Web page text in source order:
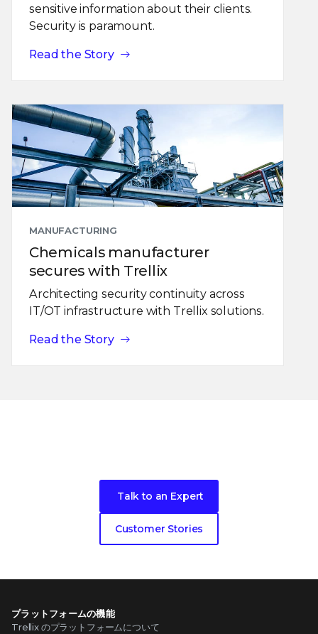
sensitive information about their clients.
Security is paramount.
Read the Story
MANUFACTURING
Chemicals manufacturer
secures with Trellix
Architecting security continuity across
IT/OT infrastructure with Trellix solutions.
Read the Story
Talk to an Expert
Customer Stories
プラットフォームの機能
Trellix のプラットフォームについて